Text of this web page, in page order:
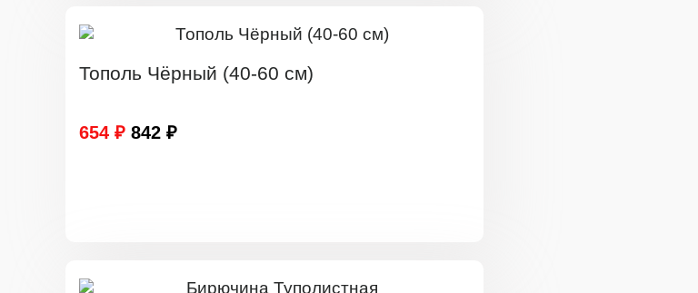
Тополь Чёрный (40-60 см)
654 ₽ 842 ₽